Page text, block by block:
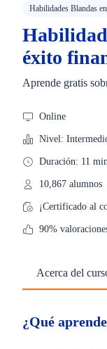
Habilidades Blandas
éxito
Aprende gratis
Online
Nivel:
Duración: 11
10,867 alumnos
¡Certificado al
90%
Acerca del
¿Qué